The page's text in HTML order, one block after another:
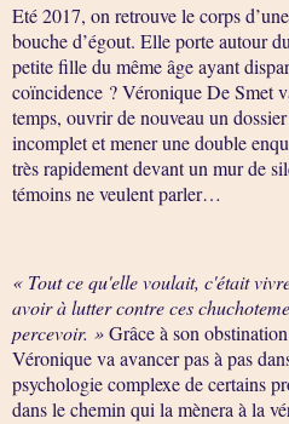
Eté 2017, on retrouve le corps
bouche d’égout. Elle porte autour
petite fille du même âge ayant
coïncidence ? Véronique De Smet
temps, ouvrir de nouveau un
incomplet et mener une double
très rapidement devant un mur de
témoins ne veulent parler…
« Tout ce qu'elle voulait, c'était
avoir à lutter contre ces
percevoir. »Grâce à son
Véronique va avancer pas à pas
psychologie complexe de certains
dans le chemin qui la mènera à la